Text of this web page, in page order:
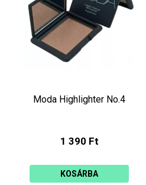
Moda Highlighter No.4
1 390 Ft
KOSÁRBA